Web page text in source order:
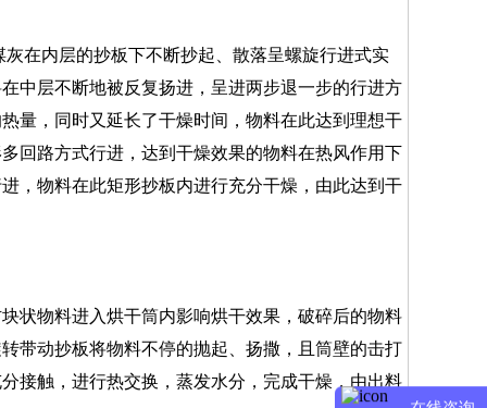
内层的抄板下不断抄起、散落呈螺旋行进式实
中层不断地被反复扬进，呈进两步退一步的行进方
量，同时又延长了干燥时间，物料在此达到理想干
回路方式行进，达到干燥效果的物料在热风作用下
，物料在此矩形抄板内进行充分干燥，由此达到干
物料进入烘干筒内影响烘干效果，破碎后的物料
带动抄板将物料不停的抛起、扬撒，且筒壁的击打
接触，进行热交换，蒸发水分，完成干燥，由出料